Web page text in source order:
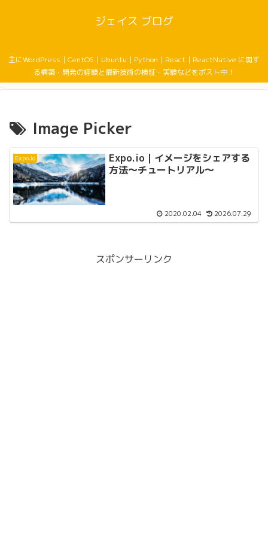
ジェイス ブログ
主にWordPress｜CentOS｜Ubuntu｜Python｜React｜ReactNative に関す
る構築・開発の経験と最新技術の検証・実験などをポスト中！
Image Picker
Expo.io
Expo.io｜イメージをシェアする
方法〜チュートリアル〜
2020.02.04 2026.07.29
スポンサーリンク